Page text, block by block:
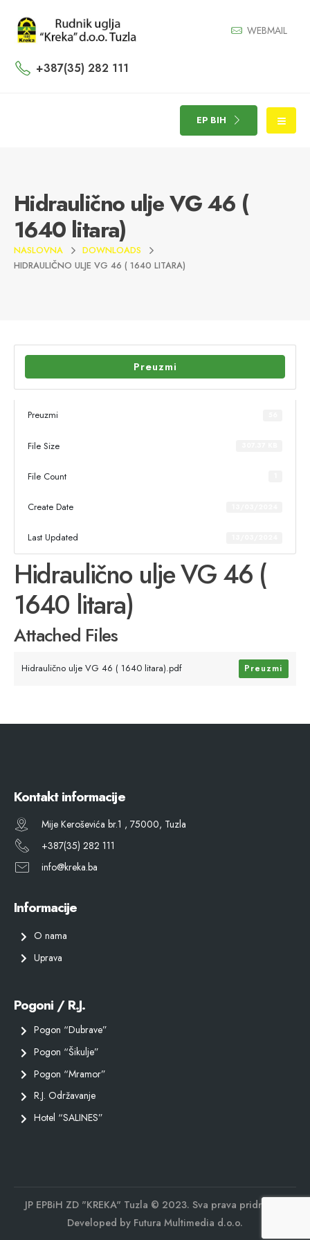
WEBMAIL
+387(35) 282 111
EP BIH
Hidraulično ulje VG 46 (
1640 litara)
NASLOVNA
DOWNLOADS
HIDRAULIČNO ULJE VG 46 ( 1640 LITARA)
Preuzmi
Preuzmi
File Size
File Count
Create Date
Last Updated
Hidraulično ulje VG 46 (
1640 litara)
Attached Files
Hidraulično ulje VG 46 ( 1640 litara).pdf Preuzmi
Kontakt informacije
Mije Keroševića br.1 , 75000, Tuzla
+387(35) 282 111
info@kreka.ba
Informacije
O nama
Uprava
Pogoni / R.J.
Pogon “Dubrave”
Pogon “Šikulje”
Pogon “Mramor”
R.J. Održavanje
Hotel “SALINES”
JP EPBiH ZD "KREKA" Tuzla © 2023. Sva prava pridržana.
Developed by Futura Multimedia d.o.o.